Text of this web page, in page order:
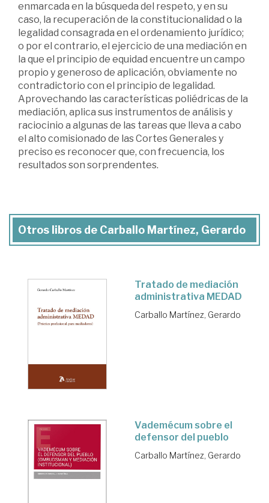
enmarcada en la búsqueda del respeto, y en su
caso, la recuperación de la constitucionalidad o la
legalidad consagrada en el ordenamiento jurídico;
o por el contrario, el ejercicio de una mediación en
la que el principio de equidad encuentre un campo
propio y generoso de aplicación, obviamente no
contradictorio con el principio de legalidad.
Aprovechando las características poliédricas de la
mediación, aplica sus instrumentos de análisis y
raciocinio a algunas de las tareas que lleva a cabo
el alto comisionado de las Cortes Generales y
preciso es reconocer que, con frecuencia, los
resultados son sorprendentes.
Otros libros de Carballo Martínez, Gerardo
Tratado de mediación
administrativa MEDAD
Carballo Martínez, Gerardo
Vademécum sobre el
defensor del pueblo
Carballo Martínez, Gerardo